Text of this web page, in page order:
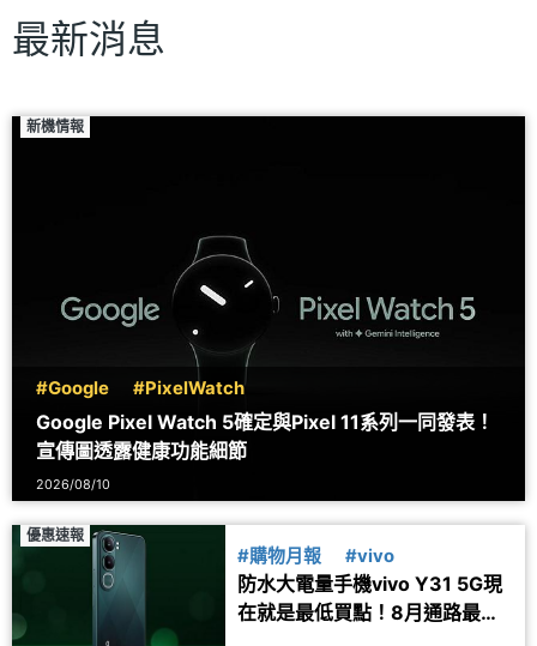
最新消息
新機情報
#Google #PixelWatch
Google Pixel Watch 5確定與Pixel 11系列一同發表！
宣傳圖透露健康功能細節
2026/08/10
優惠速報
#購物月報 #vivo
防水大電量手機vivo Y31 5G現
在就是最低買點！8月通路最新